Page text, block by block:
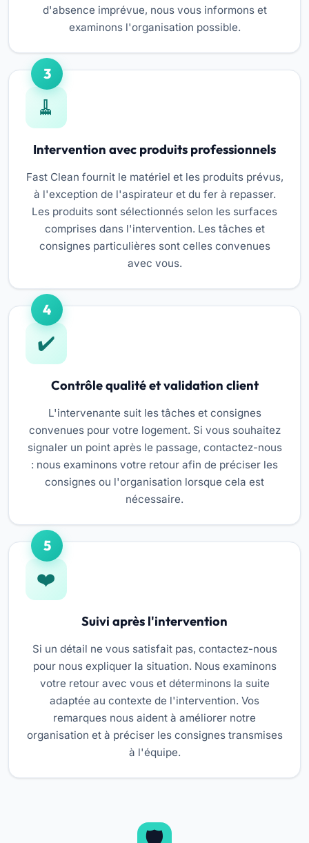
d'absence imprévue, nous vous informons et
examinons l'organisation possible.
3
Intervention avec produits professionnels
Fast Clean fournit le matériel et les produits prévus,
à l'exception de l'aspirateur et du fer à repasser.
Les produits sont sélectionnés selon les surfaces
comprises dans l'intervention. Les tâches et
consignes particulières sont celles convenues
avec vous.
4
Contrôle qualité et validation client
L'intervenante suit les tâches et consignes
convenues pour votre logement. Si vous souhaitez
signaler un point après le passage, contactez-nous
: nous examinons votre retour afin de préciser les
consignes ou l'organisation lorsque cela est
nécessaire.
5
Suivi après l'intervention
Si un détail ne vous satisfait pas, contactez-nous
pour nous expliquer la situation. Nous examinons
votre retour avec vous et déterminons la suite
adaptée au contexte de l'intervention. Vos
remarques nous aident à améliorer notre
organisation et à préciser les consignes transmises
à l'équipe.